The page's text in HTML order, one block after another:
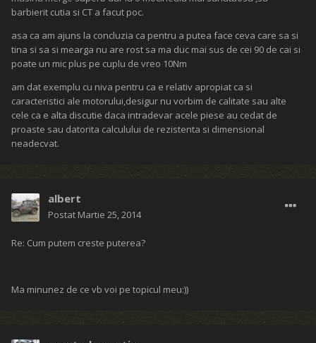
barbierit cutia si CT a facut poc.
asa ca am ajuns la concluzia ca pentru a putea face ceva care sa si
tina si sa si mearga nu are rost sa ma duc mai sus de cei 90 de cai si
poate un mic plus pe cuplu de vreo 10Nm
am dat exemplu cu niva pentru ca e relativ apropiat ca si
caracteristici ale motorului,desigur nu vorbim de calitate sau alte
cele ca e alta discutie daca intradevar acele piese au cedat de
proaste sau datorita calculului de rezistenta si dimensional
neadecvat.
albert
Postat Martie 25, 2014
Re: Cum putem creste puterea?
Ma minunez de ce vb voi pe topicul meu:))